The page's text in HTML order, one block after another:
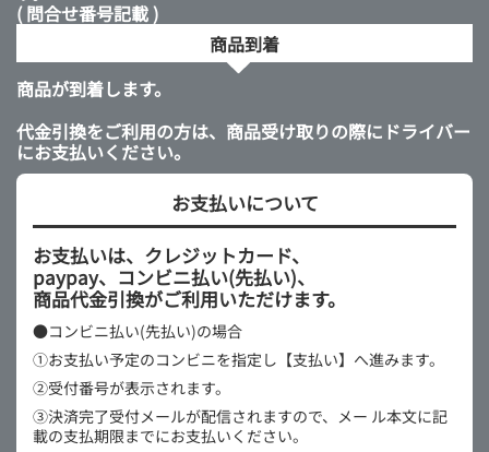
( 問合せ番号記載 )
商品到着
商品が到着します。
代金引換をご利用の方は、商品受け取りの際にドライバー
にお支払いください。
お支払いについて
お支払いは、クレジットカード、
paypay、コンビニ払い(先払い)、
商品代金引換がご利用いただけます。
●コンビニ払い(先払い)の場合
①お支払い予定のコンビニを指定し【支払い】へ進みます。
②受付番号が表示されます。
③決済完了受付メールが配信されますので、メー ル本文に記
載の支払期限までにお支払いください。